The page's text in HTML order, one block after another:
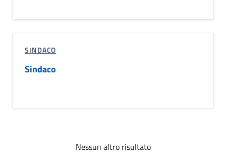
SINDACO
Sindaco
Nessun altro risultato